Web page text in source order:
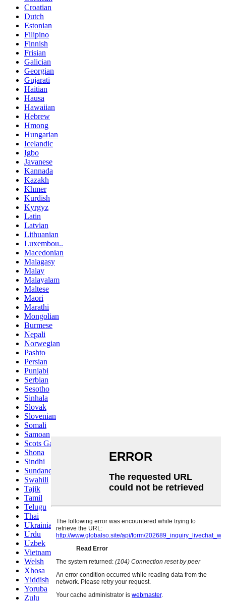
Croatian
Dutch
Estonian
Filipino
Finnish
Frisian
Galician
Georgian
Gujarati
Haitian
Hausa
Hawaiian
Hebrew
Hmong
Hungarian
Icelandic
Igbo
Javanese
Kannada
Kazakh
Khmer
Kurdish
Kyrgyz
Latin
Latvian
Lithuanian
Luxembou..
Macedonian
Malagasy
Malay
Malayalam
Maltese
Maori
Marathi
Mongolian
Burmese
Nepali
Norwegian
Pashto
Persian
Punjabi
Serbian
Sesotho
Sinhala
Slovak
Slovenian
Somali
Samoan
Scots Gaelic
Shona
Sindhi
Sundanese
Swahili
Tajik
Tamil
Telugu
Thai
Ukrainian
Urdu
Uzbek
Vietnamese
Welsh
Xhosa
Yiddish
Yoruba
Zulu